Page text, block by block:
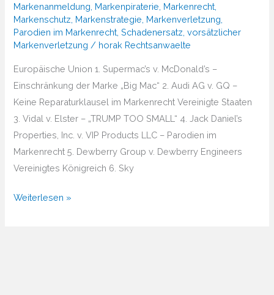
Markenanmeldung Markenpiraterie Markenrecht
Markenschutz Markenstrategie Markenverletzung
Parodien im Markenrecht ,Schadenersatz ,vorsätzlicher
Markenverletzung / horak Rechtsanwaelte
Europäische Union 1. Supermac’s v. McDonald’s –
Einschränkung der Marke „Big Mac“ 2. Audi AG v. GQ –
Keine Reparaturklausel im Markenrecht Vereinigte Staaten
3. Vidal v. Elster – „TRUMP TOO SMALL“ 4. Jack Daniel’s
Properties, Inc. v. VIP Products LLC – Parodien im
Markenrecht 5. Dewberry Group v. Dewberry Engineers
Vereinigtes Königreich 6. Sky
Entwicklung
Weiterlesen »